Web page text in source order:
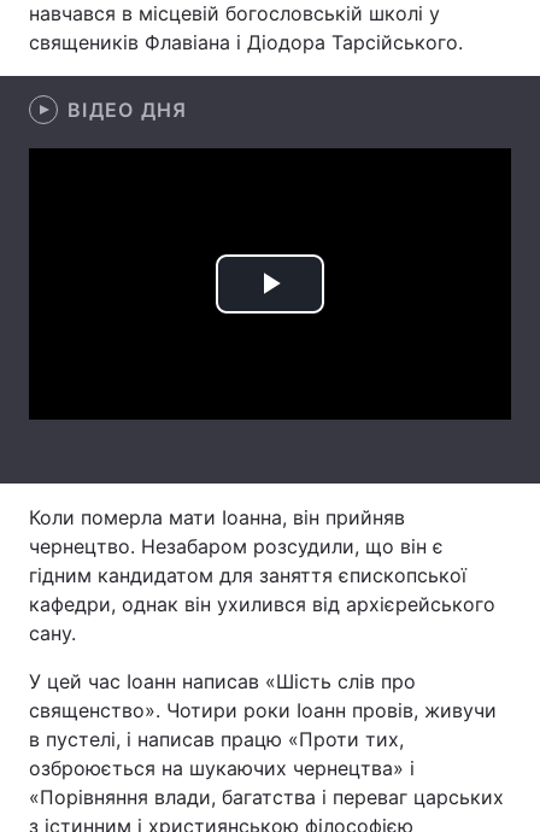
Техно і зв'язок
Інтерв'ю Думки
Контакти
Послуги
навчався в місцевій богословській школі у
священиків Флавіана і Діодора Тарсійського.
ВІДЕО ДНЯ
Play
Коли померла мати Іоанна, він прийняв
чернецтво. Незабаром розсудили, що він є
гідним кандидатом для заняття єпископської
кафедри, однак він ухилився від архієрейського
сану.
У цей час Іоанн написав «Шість слів про
священство». Чотири роки Іоанн провів, живучи
в пустелі, і написав працю «Проти тих,
озброюється на шукаючих чернецтва» і
«Порівняння влади, багатства і переваг царських
з істинним і християнською філософією